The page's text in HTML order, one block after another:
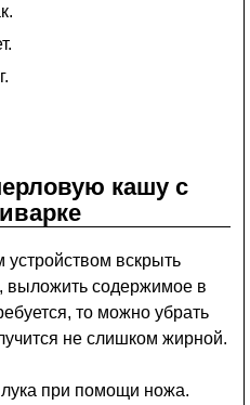
кашу с
вскрыть
выложить содержимое в
то можно убрать
не слишком жирной.
при помощи ножа.